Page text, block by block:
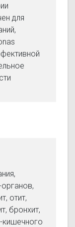
для
отит,
бронхит,
кишечного